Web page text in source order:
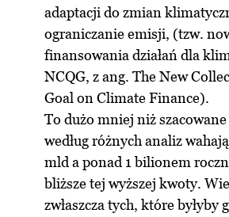
adaptacji do zmian
ograniczanie emisji, (tzw.
finansowania działań dla
NCQG, z ang. The New
Goal on Climate Finance).
To dużo mniej niż
według różnych analiz
mld a ponad 1 bilionem
bliższe tej wyższej kwoty.
zwłaszcza tych, które byłyby